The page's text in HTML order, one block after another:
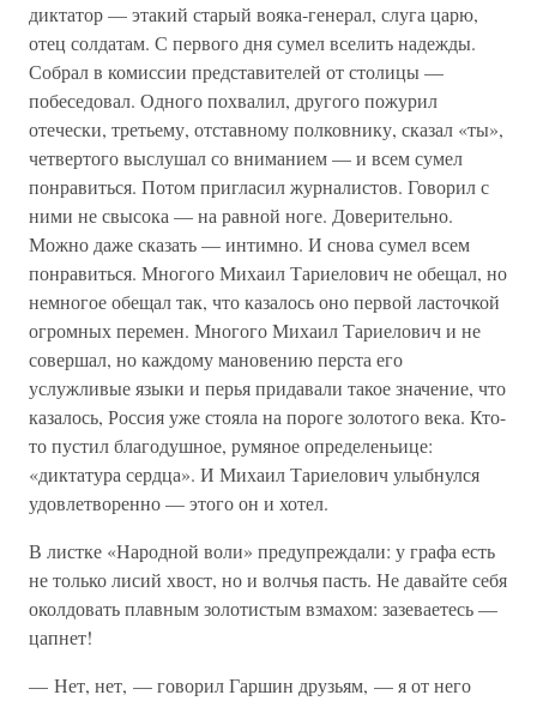
диктатор — этакий старый вояка-генерал, слуга царю,
отец солдатам. С первого дня сумел вселить надежды.
Собрал в комиссии представителей от столицы —
побеседовал. Одного похвалил, другого пожурил
отечески, третьему, отставному полковнику, сказал «ты»,
четвертого выслушал со вниманием — и всем сумел
понравиться. Потом пригласил журналистов. Говорил с
ними не свысока — на равной ноге. Доверительно.
Можно даже сказать — интимно. И снова сумел всем
понравиться. Многого Михаил Тариелович не обещал, но
немногое обещал так, что казалось оно первой ласточкой
огромных перемен. Многого Михаил Тариелович и не
совершал, но каждому мановению перста его
услужливые языки и перья придавали такое значение, что
казалось, Россия уже стояла на пороге золотого века. Кто-
то пустил благодушное, румяное определеньице:
«диктатура сердца». И Михаил Тариелович улыбнулся
удовлетворенно — этого он и хотел.
В листке «Народной воли» предупреждали: у графа есть
не только лисий хвост, но и волчья пасть. Не давайте себя
околдовать плавным золотистым взмахом: зазеваетесь —
цапнет!
— Нет, нет, — говорил Гаршин друзьям, — я от него